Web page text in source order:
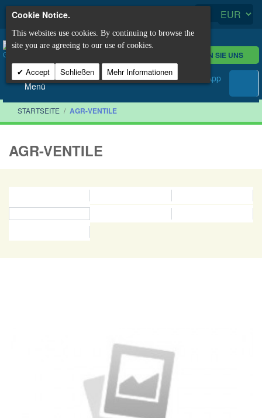
KONTAKTIEREN SIE UNS
Menü
STARTSEITE / AGR-VENTILE
AGR-VENTILE
Cookie Notice.
This websites use cookies. By continuing to browse the
site you are agreeing to our use of cookies.
Accept Schließen Mehr Informationen